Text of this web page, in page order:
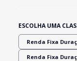
ESCOLHA UMA
Renda Fixa
Renda Fixa